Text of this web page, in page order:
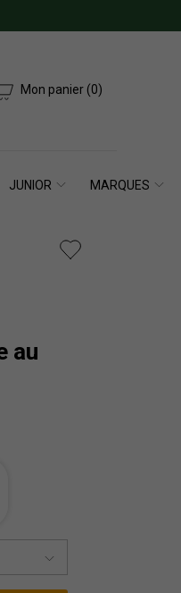
Mon panier (0)
JUNIOR MARQUES
au